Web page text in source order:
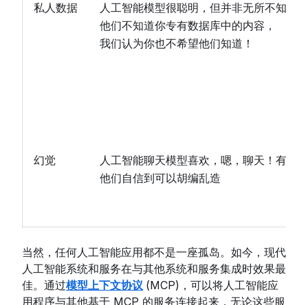
私人数据
人工智能模型很聪明，但并非无所不知！
他们不知道你专有数据库中的内容，
我们认为你也不希望他们知道！
幻觉
人工智能聊天模型喜欢，嗯，聊天！有时，
他们自信到可以胡编乱造
当然，任何人工智能应用都不是一座孤岛。如今，现代
人工智能系统和服务在与其他系统和服务集成时效果最
佳。通过模型上下文协议 (MCP)，可以将人工智能应
用程序与其他基于 MCP 的服务连接起来，无论这些服